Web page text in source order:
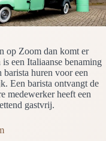
op Zoom dan komt er
een Italiaanse benaming
huren voor een
Een barista ontvangt de
medewerker heeft een
gastvrij.